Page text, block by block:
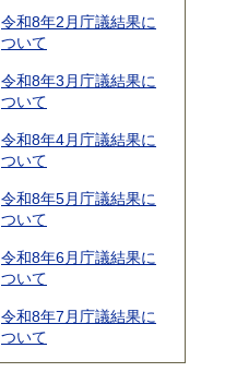
令和8年2月庁議結果に
ついて
令和8年3月庁議結果に
ついて
令和8年4月庁議結果に
ついて
令和8年5月庁議結果に
ついて
令和8年6月庁議結果に
ついて
令和8年7月庁議結果に
ついて